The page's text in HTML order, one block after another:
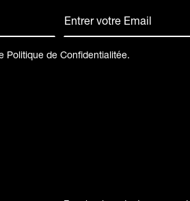
E-
mail
(Nécessaire)
Politique de Confidentialitée.